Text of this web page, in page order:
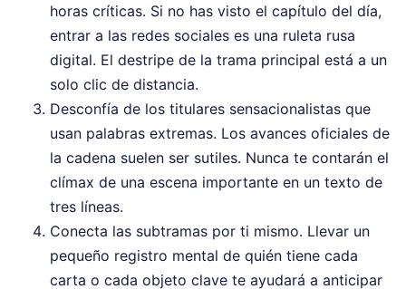
horas críticas. Si no has visto el capítulo del día,
entrar a las redes sociales es una ruleta rusa
digital. El destripe de la trama principal está a un
solo clic de distancia.
Desconfía de los titulares sensacionalistas que
usan palabras extremas. Los avances oficiales de
la cadena suelen ser sutiles. Nunca te contarán el
clímax de una escena importante en un texto de
tres líneas.
Conecta las subtramas por ti mismo. Llevar un
pequeño registro mental de quién tiene cada
carta o cada objeto clave te ayudará a anticipar